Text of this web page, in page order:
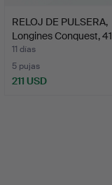
RELOJ DE PULSERA,
Longines Conquest, 41
mm.
11 días
5 pujas
211 USD